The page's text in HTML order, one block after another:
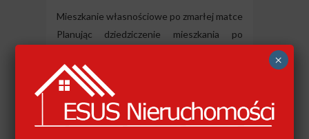
Mieszkanie własnościowe po zmarłej matce
Planując dziedziczenie mieszkania po
i rozważenia. Jakie są zasady dziedziczenia?
Jak stwierdzić nabycie spadku? Czy
sprzedaż odziedziczonego mieszkania jest
możliwa? Poznaj odpowiedzi na te pytania
×